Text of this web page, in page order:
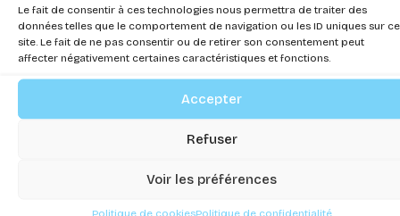
Le fait de consentir à ces technologies nous permettra de traiter des
données telles que le comportement de navigation ou les ID uniques sur ce
site. Le fait de ne pas consentir ou de retirer son consentement peut
affecter négativement certaines caractéristiques et fonctions.
Accepter
Refuser
Voir les préférences
Politique de cookiesPolitique de confidentialité
JEU FRESH FREEZY ORANGE 9X9 CM
Connectez-vous pour voir les prix